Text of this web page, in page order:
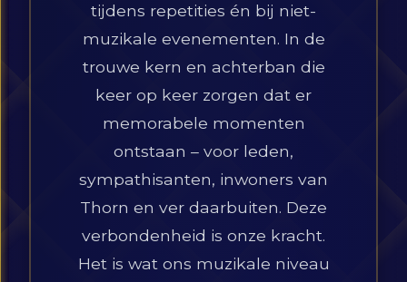
tijdens repetities én bij niet-
muzikale evenementen. In de
trouwe kern en achterban die
keer op keer zorgen dat er
memorabele momenten
ontstaan – voor leden,
sympathisanten, inwoners van
Thorn en ver daarbuiten. Deze
verbondenheid is onze kracht.
Het is wat ons muzikale niveau